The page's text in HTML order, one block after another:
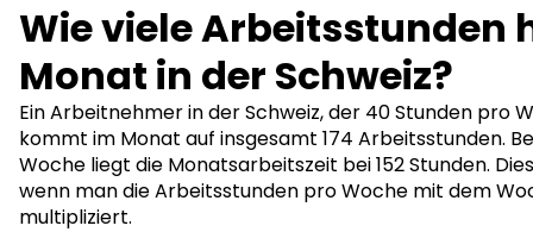
Wie viele Arbeitsstunden
Monat in der Schweiz?
Ein Arbeitnehmer in der Schweiz, der 40 Stunden pro
kommt im Monat auf insgesamt 174 Arbeitsstunden.
Woche liegt die Monatsarbeitszeit bei 152 Stunden.
wenn man die Arbeitsstunden pro Woche mit dem
multipliziert.